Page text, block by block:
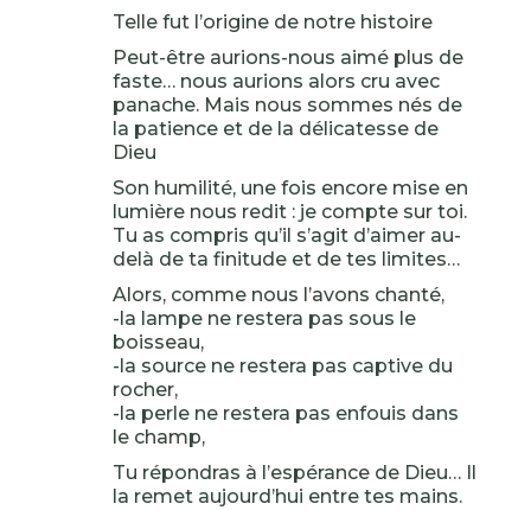
Telle fut l’origine de notre histoire
Peut-être aurions-nous aimé plus de
faste… nous aurions alors cru avec
panache. Mais nous sommes nés de
la patience et de la délicatesse de
Dieu
Son humilité, une fois encore mise en
lumière nous redit : je compte sur toi.
Tu as compris qu’il s’agit d’aimer au-
delà de ta finitude et de tes limites…
Alors, comme nous l’avons chanté,
-la lampe ne restera pas sous le
boisseau,
-la source ne restera pas captive du
rocher,
-la perle ne restera pas enfouis dans
le champ,
Tu répondras à l’espérance de Dieu… Il
la remet aujourd’hui entre tes mains.